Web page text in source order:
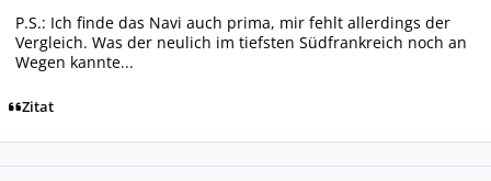
P.S.: Ich finde das Navi auch prima, mir fehlt allerdings der
Vergleich. Was der neulich im tiefsten Südfrankreich noch an
Wegen kannte...
Zitat